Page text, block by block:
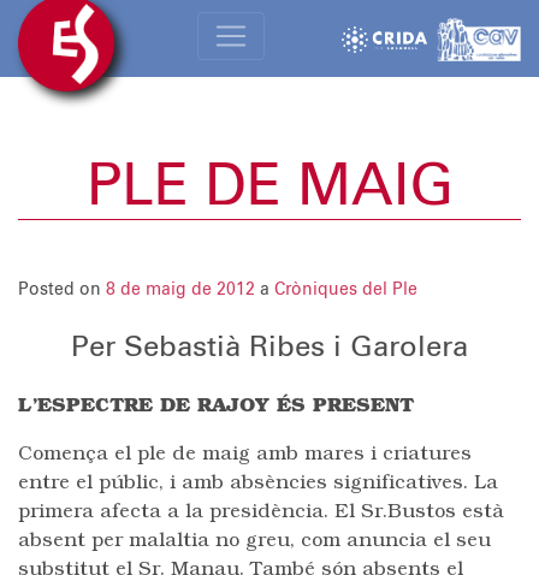
PLE DE MAIG
Posted on 8 de maig de 2012 a Cròniques del Ple
Per Sebastià Ribes i Garolera
L’ESPECTRE DE RAJOY ÉS PRESENT
Comença el ple de maig amb mares i criatures
entre el públic, i amb absències significatives. La
primera afecta a la presidència. El Sr.Bustos està
absent per malaltia no greu, com anuncia el seu
substitut el Sr. Manau. També són absents el